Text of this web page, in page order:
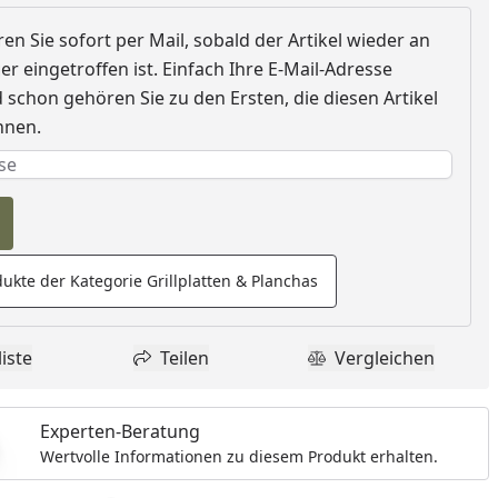
Sie sofort per Mail, sobald der Artikel wieder an
eingetroffen ist. Einfach Ihre E-Mail-Adresse
gehören Sie zu den Ersten, die diesen Artikel
erforderlich
der Kategorie Grillplatten & Planchas
zur Wunschliste hinzufügen
Teilen
Teilen Produkt
Vergleichen
Experten-Beratung
Wertvolle Informationen zu diesem Produkt erhalten.